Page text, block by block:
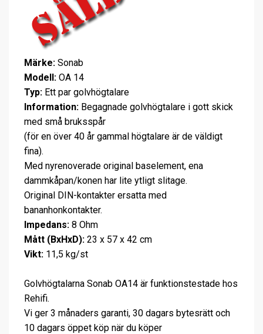
Märke: Sonab
Modell: OA 14
Typ: Ett par golvhögtalare
Information: Begagnade golvhögtalare i gott skick
med små bruksspår
(för en över 40 år gammal högtalare är de väldigt
fina).
Med nyrenoverade original baselement, ena
dammkåpan/konen har lite ytligt slitage.
Original DIN-kontakter ersatta med
bananhonkontakter.
Impedans: 8 Ohm
Mått (BxHxD): 23 x 57 x 42 cm
Vikt: 11,5 kg/st
Golvhögtalarna Sonab OA14 är funktionstestade hos
Rehifi.
Vi ger 3 månaders garanti, 30 dagars bytesrätt och
10 dagars öppet köp när du köper